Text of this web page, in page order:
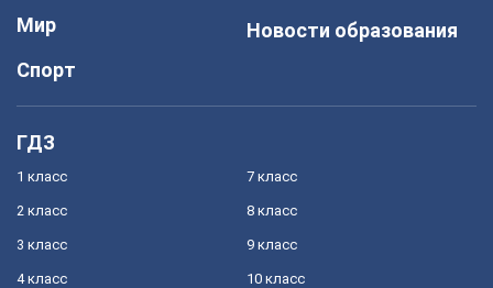
Мир
Спорт
Новости образования
ГДЗ
1 класс
2 класс
3 класс
4 класс
7 класс
8 класс
9 класс
10 класс